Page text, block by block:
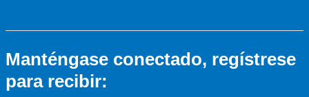
Manténgase conectado, regístrese
para recibir: